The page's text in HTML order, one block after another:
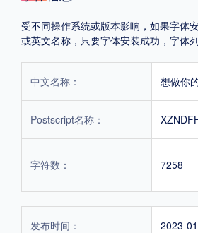
地区
中国大陆 中国港澳台 更多
受不同操作系统或版本影响，如果字体
或英文名称，只要字体安装成功，字体
中文名称： 想做你
Postscript名称：
字符数： 7258
发布时间： 2023-